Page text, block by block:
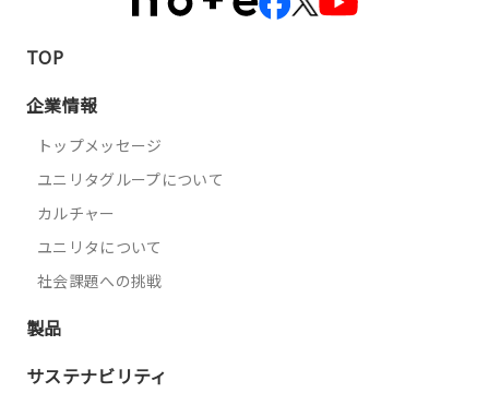
TOP
企業情報
トップメッセージ
ユニリタグループについて
カルチャー
ユニリタについて
社会課題への挑戦
製品
サステナビリティ